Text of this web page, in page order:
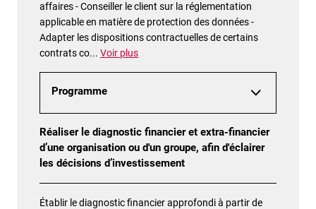
affaires - Conseiller le client sur la réglementation
applicable en matière de protection des données -
Adapter les dispositions contractuelles de certains
contrats co... Voir plus
Programme
Réaliser le diagnostic financier et extra-financier
d’une organisation ou d'un groupe, afin d'éclairer
les décisions d’investissement
Établir le diagnostic financier approfondi à partir de